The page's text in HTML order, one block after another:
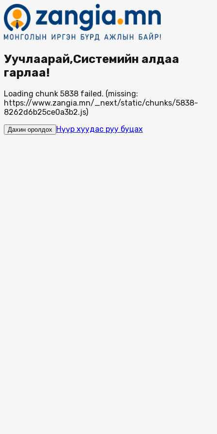
Уучлаарай,Системийн алдаа
гарлаа!
Loading chunk 5838 failed. (missing:
https://www.zangia.mn/_next/static/chunks/5838-
8262d6b25ce0a3b2.js)
Дахин оролдох Нүүр хуудас руу буцах